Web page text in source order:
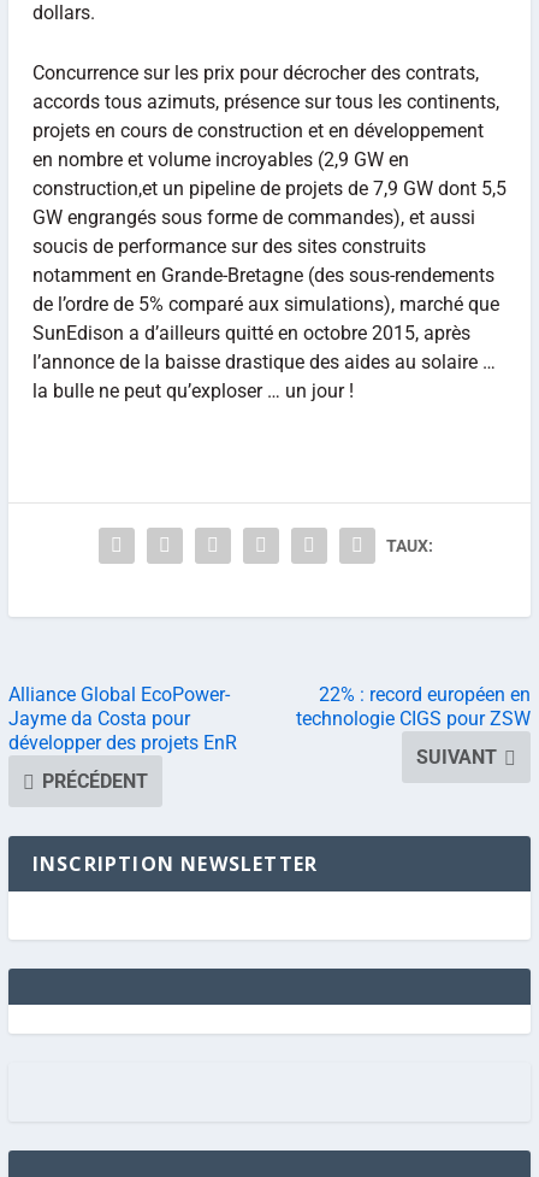
dollars.
Concurrence sur les prix pour décrocher des contrats,
accords tous azimuts, présence sur tous les continents,
projets en cours de construction et en développement
en nombre et volume incroyables (2,9 GW en
construction,et un pipeline de projets de 7,9 GW dont 5,5
GW engrangés sous forme de commandes), et aussi
soucis de performance sur des sites construits
notamment en Grande-Bretagne (des sous-rendements
de l’ordre de 5% comparé aux simulations), marché que
SunEdison a d’ailleurs quitté en octobre 2015, après
l’annonce de la baisse drastique des aides au solaire …
la bulle ne peut qu’exploser … un jour !
TAUX:
Alliance Global EcoPower-
Jayme da Costa pour
développer des projets EnR
PRÉCÉDENT
22% : record européen en
technologie CIGS pour ZSW
SUIVANT
INSCRIPTION NEWSLETTER